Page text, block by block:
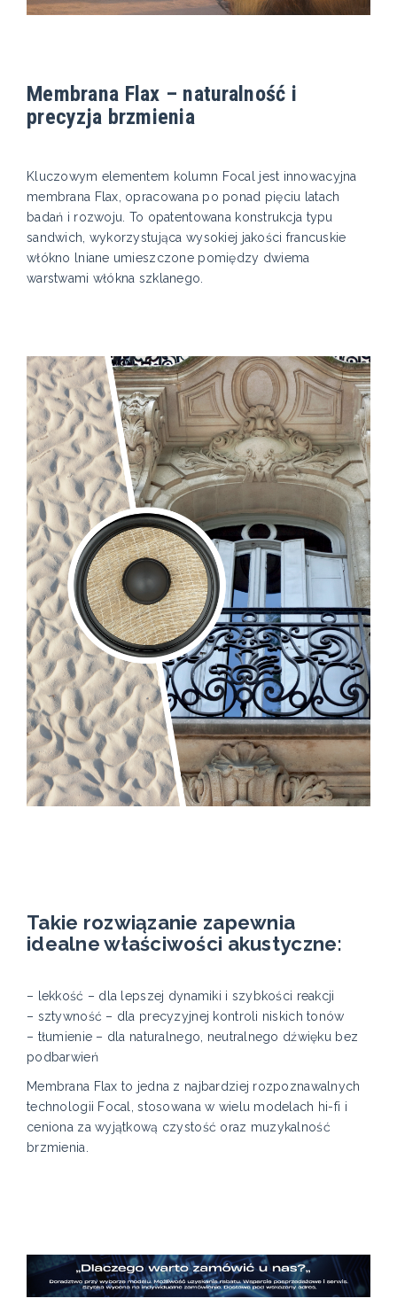
Membrana Flax – naturalność i
precyzja brzmienia
Kluczowym elementem kolumn Focal jest innowacyjna
membrana Flax, opracowana po ponad pięciu latach
badań i rozwoju. To opatentowana konstrukcja typu
sandwich, wykorzystująca wysokiej jakości francuskie
włókno lniane umieszczone pomiędzy dwiema
warstwami włókna szklanego.
Takie rozwiązanie zapewnia
idealne właściwości akustyczne:
– lekkość – dla lepszej dynamiki i szybkości reakcji
– sztywność – dla precyzyjnej kontroli niskich tonów
– tłumienie – dla naturalnego, neutralnego dźwięku bez
podbarwień
Membrana Flax to jedna z najbardziej rozpoznawalnych
technologii Focal, stosowana w wielu modelach hi-fi i
ceniona za wyjątkową czystość oraz muzykalność
brzmienia.